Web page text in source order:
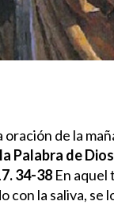
oración de la
Palabra de
34-38 En aquel
con la saliva, se